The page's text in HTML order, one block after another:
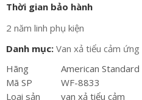
Thời gian bảo hành
2 năm linh phụ kiện
Danh mục: Van xả tiểu cảm ứng
Hãng
American Standard
Mã SP
WF-8833
Loại sản
van xả tiểu cảm